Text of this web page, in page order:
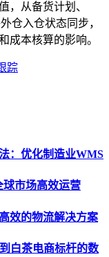
，从备货计划、
仓入仓状态同步，
成本核算的影响。
踪
：优化制造业WMS
球市场高效运营
效的物流解决方案
白茶电商标杆的数